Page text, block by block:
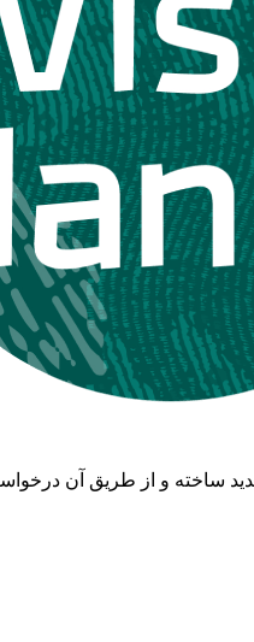
ساخته و از طریق آن